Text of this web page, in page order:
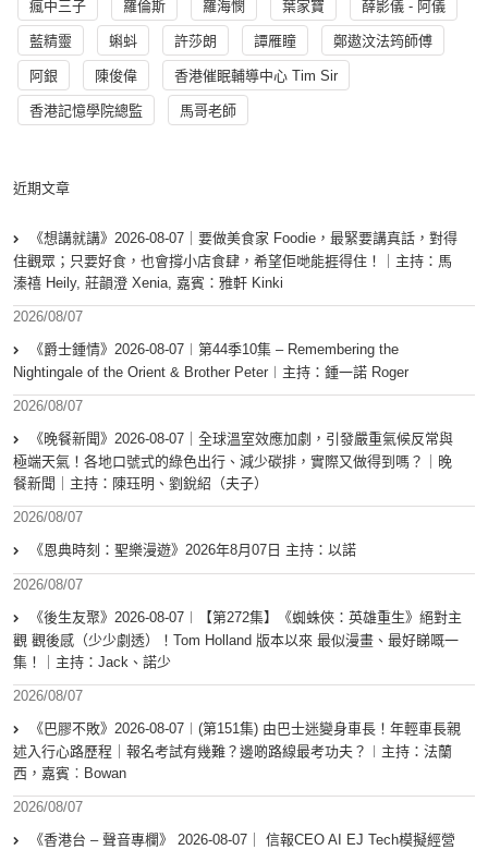
瘋中三子 羅倫斯 羅海憫 葉家寶 薛影儀 - 阿儀
藍精靈 蝌蚪 許莎朗 譚雁瞳 鄭遨汶法筠師傅
阿銀 陳俊偉 香港催眠輔導中心 Tim Sir
香港記憶學院總監 馬哥老師
近期文章
《想講就講》2026-08-07｜要做美食家 Foodie，最緊要講真話，對得
住觀眾；只要好食，也會撐小店食肆，希望佢哋能捱得住！｜主持：馬
溱禧 Heily, 莊韻澄 Xenia, 嘉賓：雅軒 Kinki
2026/08/07
《爵士鍾情》2026-08-07︱第44季10集 – Remembering the
Nightingale of the Orient & Brother Peter︱主持：鍾一諾 Roger
2026/08/07
《晚餐新聞》2026-08-07｜全球溫室效應加劇，引發嚴重氣候反常與
極端天氣！各地口號式的綠色出行、減少碳排，實際又做得到嗎？｜晚
餐新聞｜主持：陳珏明、劉銳紹（夫子）
2026/08/07
《恩典時刻：聖樂漫遊》2026年8月07日 主持：以諾
2026/08/07
《後生友聚》2026-08-07︱【第272集】《蜘蛛俠：英雄重生》絕對主
觀 觀後感（少少劇透）！Tom Holland 版本以來 最似漫畫、最好睇嘅一
集！｜主持：Jack、諾少
2026/08/07
《巴膠不敗》2026-08-07︱(第151集) 由巴士迷變身車長！年輕車長親
述入行心路歷程｜報名考試有幾難？邊啲路線最考功夫？︱主持：法蘭
西，嘉賓︰Bowan
2026/08/07
《香港台 – 聲音專欄》 2026-08-07｜ 信報CEO AI EJ Tech模擬經營